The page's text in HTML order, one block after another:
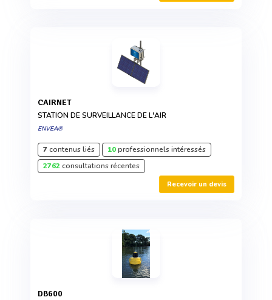
CAIRNET
STATION DE SURVEILLANCE DE L'AIR
ENVEA®
7contenus liés 10professionnels intéressés
2762consultations récentes
Recevoir un devis
DB600